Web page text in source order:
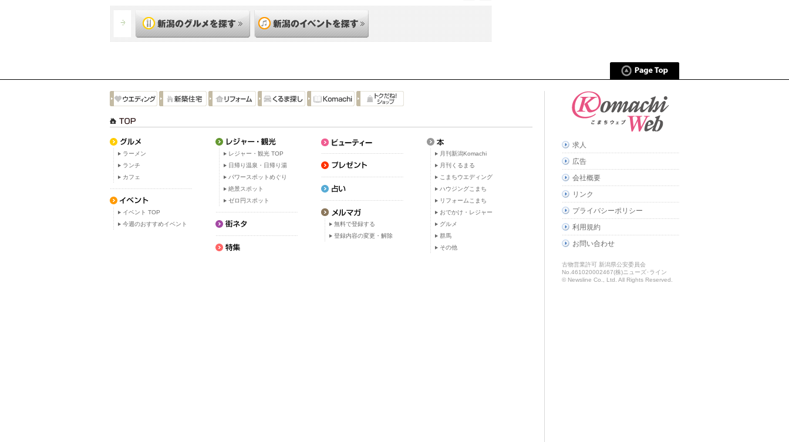
ラーメン
ランチ
カフェ
イベント TOP
今週のおすすめイベント
レジャー・観光 TOP
日帰り温泉・日帰り湯
パワースポットめぐり
絶景スポット
ゼロ円スポット
無料で登録する
登録内容の変更・解除
月刊新潟Komachi
月刊くるまる
こまちウエディング
ハウジングこまち
リフォームこまち
おでかけ・レジャー
グルメ
群馬
その他
求人
広告
会社概要
リンク
プライバシーポリシー
利用規約
お問い合わせ
古物営業許可 新潟県公安委員会
No.461020002467(株)ニューズ･ライン
© Newsline Co., Ltd. All Rights Reserved.